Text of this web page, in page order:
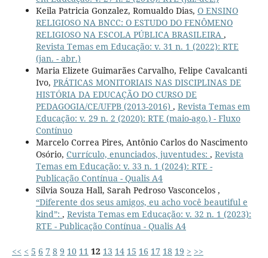
Keila Patricia Gonzalez, Romualdo Dias, O ENSINO
RELIGIOSO NA BNCC: O ESTUDO DO FENÔMENO
RELIGIOSO NA ESCOLA PÚBLICA BRASILEIRA ,
Revista Temas em Educação: v. 31 n. 1 (2022): RTE
(jan. - abr.)
Maria Elizete Guimarães Carvalho, Felipe Cavalcanti
Ivo, PRÁTICAS MONITORIAIS NAS DISCIPLINAS DE
HISTÓRIA DA EDUCAÇÃO DO CURSO DE
PEDAGOGIA/CE/UFPB (2013-2016) , Revista Temas em
Educação: v. 29 n. 2 (2020): RTE (maio-ago.) - Fluxo
Contínuo
Marcelo Correa Pires, Antônio Carlos do Nascimento
Osório, Currículo, enunciados, juventudes: , Revista
Temas em Educação: v. 33 n. 1 (2024): RTE -
Publicação Contínua - Qualis A4
Silvia Souza Hall, Sarah Pedroso Vasconcelos ,
“Diferente dos seus amigos, eu acho você beautiful e
kind”: , Revista Temas em Educação: v. 32 n. 1 (2023):
RTE - Publicação Contínua - Qualis A4
<< < 5 6 7 8 9 10 11 12 13 14 15 16 17 18 19 > >>